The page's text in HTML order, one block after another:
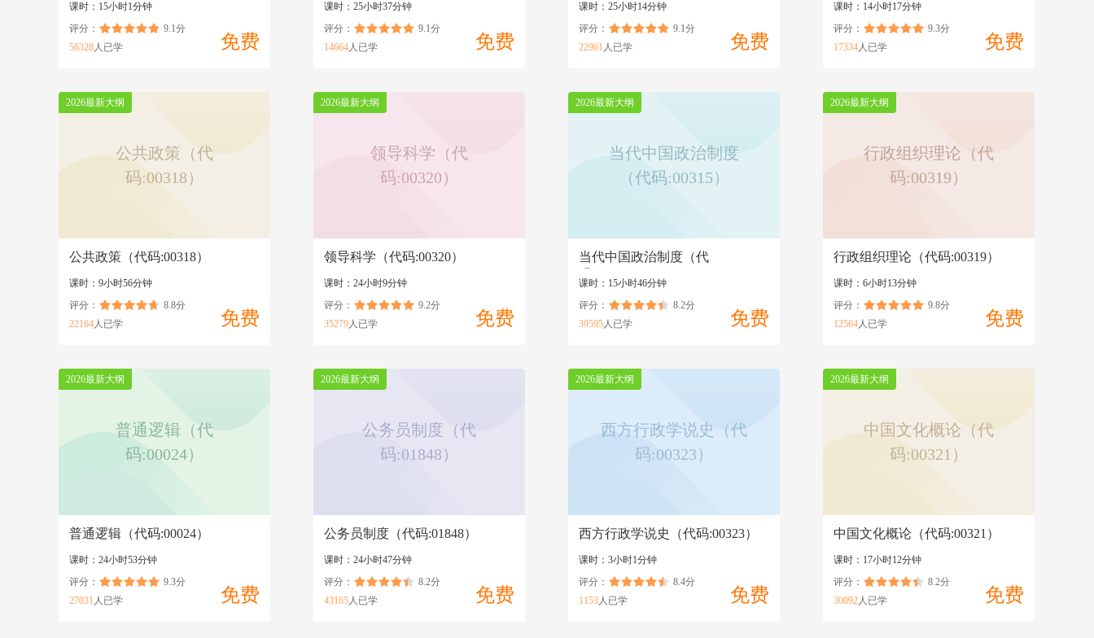
课时：15小时1分钟
免费
评分：
9.1分
56328人已学
课时：25小时37分钟
免费
评分：
9.1分
14664人已学
课时：25小时14分钟
免费
评分：
9.1分
22961 人已学
课时：14小时17分钟
免费
评分：
9.3分
17334人已学
2026最新大纲
公共政策（代
码:00318）
公共政策（代码:00318）
课时：9小时56分钟
免费
评分：
8.8分
22164人已学
2026最新大纲
领导科学（代
码:00320）
领导科学（代码:00320）
课时：24小时9分钟
免费
评分：
9.2分
35279人已学
2026最新大纲
当代中国政治制度
（代码:00315）
当代中国政治制度（代
课时：15小时46分钟
免费
评分：
8.2分
39595人已学
2026最新大纲
行政组织理论（代
码:00319）
行政组织理论（代码:00319）
课时：6小时13分钟
免费
评分：
9.8分
12564人已学
2026最新大纲
普通逻辑（代
码:00024）
普通逻辑（代码:00024）
课时：24小时53分钟
免费
评分：
9.3分
27031 人已学
2026最新大纲
公务员制度（代
码:01848）
公务员制度（代码:01848）
课时：24小时47分钟
免费
评分：
8.2分
43165人已学
2026最新大纲
西方行政学说史（代
码:00323）
西方行政学说史（代码:00323）
课时：3小时1分钟
免费
评分：
8.4分
1153人已学
2026最新大纲
中国文化概论（代
码:00321）
中国文化概论（代码:00321）
课时：17小时12分钟
免费
评分：
8.2分
30092人已学